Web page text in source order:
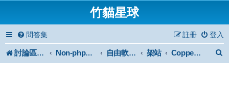
竹貓星球
問答集 登入
註冊
討論區首頁 Non-phpBB specific 自由軟體或免費軟體 架站 Coppermine Photo Gallery